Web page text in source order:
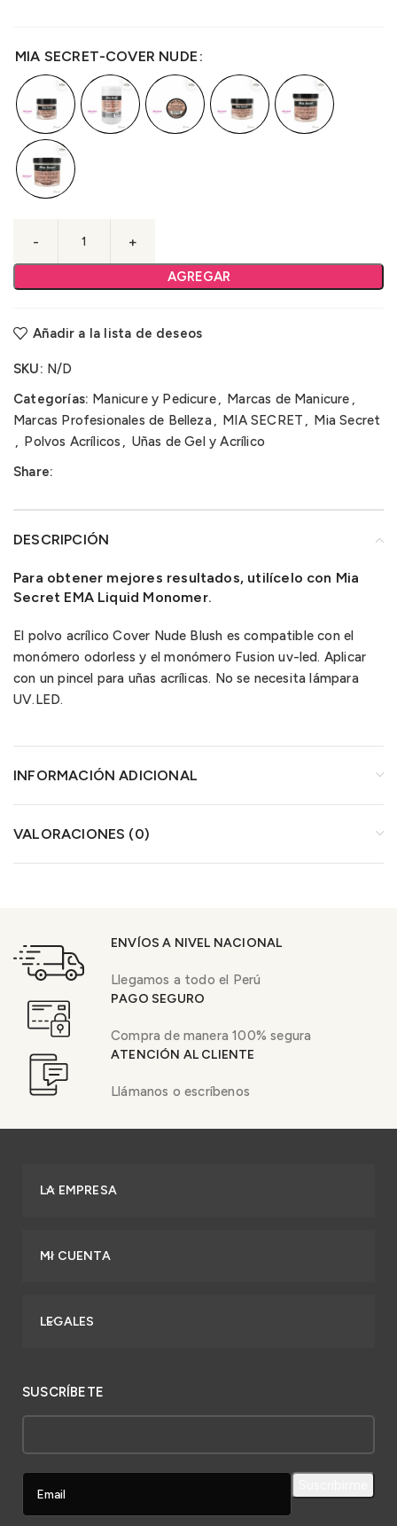
MIA SECRET-COVER NUDE
AGREGAR
Añadir a la lista de deseos
SKU: N/D
Categorías: Manicure y Pedicure, Marcas de Manicure ,
Marcas Profesionales de Belleza, MIA SECRET , Mia Secret
, Polvos Acrílicos , Uñas de Gel y Acrílico
Share:
DESCRIPCIÓN
Para obtener mejores resultados, utilícelo con Mia
Secret EMA Liquid Monomer.
El polvo acrílico Cover Nude Blush es compatible con el
monómero odorless y el monómero Fusion uv-led. Aplicar
con un pincel para uñas acrílicas. No se necesita lámpara
UV.LED.
INFORMACIÓN ADICIONAL
VALORACIONES (0)
ENVÍOS A NIVEL NACIONAL
Llegamos a todo el Perú
PAGO SEGURO
Compra de manera 100% segura
ATENCIÓN AL CLIENTE
Llámanos o escríbenos
LA EMPRESA
MI CUENTA
LEGALES
SUSCRÍBETE